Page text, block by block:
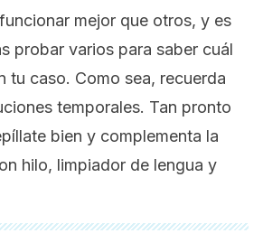
mejor que otros, y es
probar varios para saber cuál
tu caso. Como sea, recuerda
temporales. Tan pronto
bien y complementa la
hilo, limpiador de lengua y